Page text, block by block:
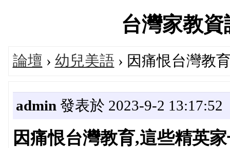
台灣家教
論壇 › 幼兒美語 › 因痛恨台灣教
admin 發表於 2023-9-2 13:17:52
因痛恨台灣教育,這些精英